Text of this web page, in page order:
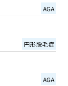
AGA
円形脱毛症
AGA